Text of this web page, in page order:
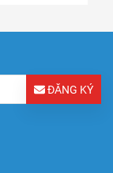
ĐĂNG KÝ